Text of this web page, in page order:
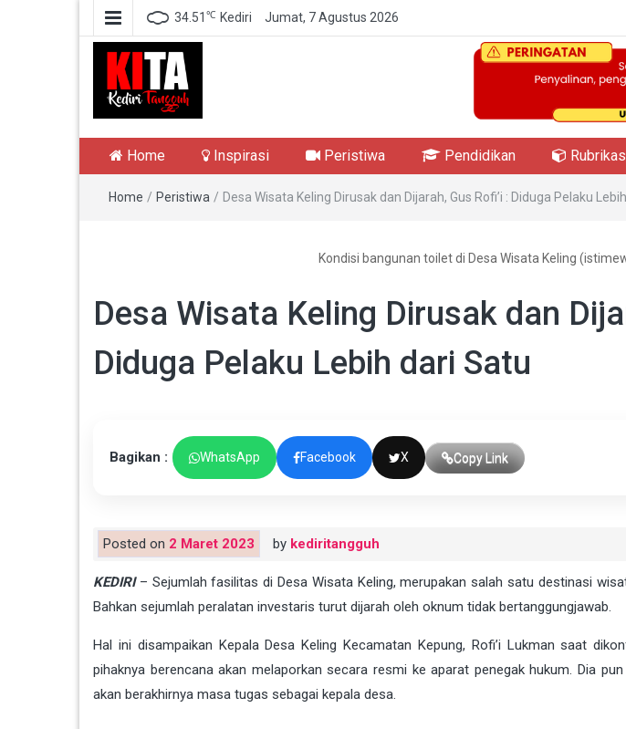
34.51 ℃ Kediri Jumat, 7 Agustus 2026
Kediri Tangguh
Home Inspirasi Peristiwa Pendidikan
Home / Peristiwa / Desa Wisata Keling Dirusak dan Dijarah, Gus Rofi’i : Diduga Pelaku
Kondisi bangunan toilet di Desa Wisata Keling
Desa Wisata Keling Dirusak dan
Diduga Pelaku Lebih dari Satu
Bagikan : WhatsApp Facebook X Copy Link
Posted on 2 Maret 2023 by kediritangguh
KEDIRI– Sejumlah fasilitas di Desa Wisata Keling, merupakan salah satu destinasi
Bahkan sejumlah peralatan investaris turut dijarah oleh oknum tidak bertanggungjawab.
Hal ini disampaikan Kepala Desa Keling Kecamatan Kepung, Rofi’i Lukman saat
pihaknya berencana akan melaporkan secara resmi ke aparat penegak hukum. Dia
akan berakhirnya masa tugas sebagai kepala desa.